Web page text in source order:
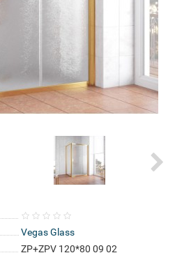
Vegas Glass
ZP+ZPV 120*80 09 02